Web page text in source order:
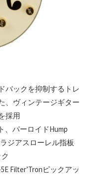
バックを抑制するトレ
、ヴィンテージギター
採用
、パーロイドHump
ジアスローレル指板
Filter’Tronピックアッ